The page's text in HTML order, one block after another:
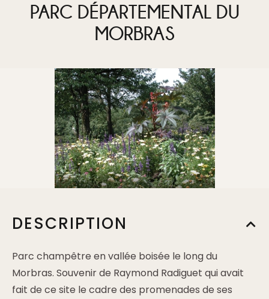
PARC DÉPARTEMENTAL DU
MORBRAS
DESCRIPTION
Parc champêtre en vallée boisée le long du
Morbras. Souvenir de Raymond Radiguet qui avait
fait de ce site le cadre des promenades de ses